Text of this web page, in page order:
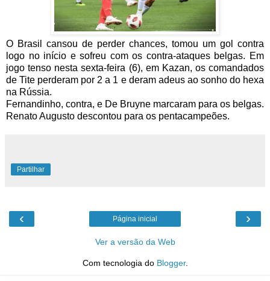
O Brasil cansou de perder chances, tomou um gol contra
logo no início e sofreu com os contra-ataques belgas. Em
jogo tenso nesta sexta-feira (6), em Kazan, os comandados
de Tite perderam por 2 a 1 e deram adeus ao sonho do hexa
na Rússia.
Fernandinho, contra, e De Bruyne marcaram para os belgas.
Renato Augusto descontou para os pentacampeões.
Partilhar
‹ ›
Página inicial
Ver a versão da Web
Com tecnologia do Blogger.